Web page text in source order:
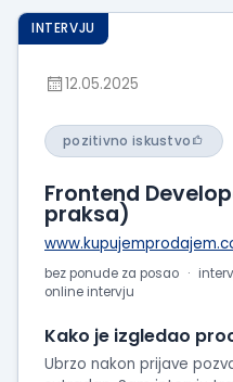
INTERVJU
12.05.2025
pozitivno iskustvo
Frontend
praksa)
bez ponude za posao
online intervju
Kako je izgledao
Ubrzo nakon prijave